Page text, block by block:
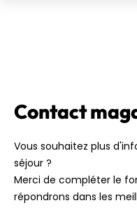
Contact
Vous souhaitez plus
séjour ?
Merci de compléter le
répondrons dans les